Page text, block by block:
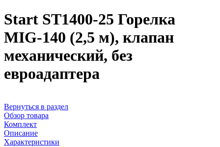
Start ST1400-25 Горелка
MIG-140 (2,5 м), клапан
механический, без
евроадаптера
Вернуться в раздел
Обзор товара
Комплект
Описание
Характеристики